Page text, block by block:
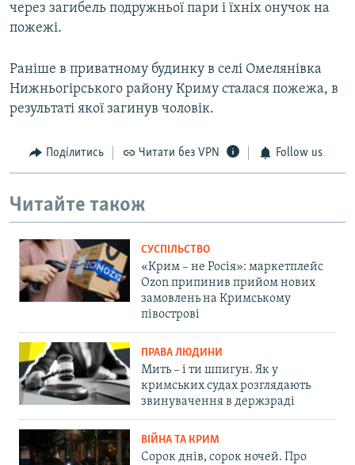
через загибель подружньої пари і їхніх онучок на
пожежі.
Раніше в приватному будинку в селі Омелянівка
Нижньогірського району Криму сталася пожежа, в
результаті якої загинув чоловік.
Поділитись Читати без VPN Follow us
Читайте також
СУСПІЛЬСТВО
«Крим – не Росія»: маркетплейс
Ozon припинив прийом нових
замовлень на Кримському
півострові
ПРАВА ЛЮДИНИ
Мить – і ти шпигун. Як у
кримських судах розглядають
звинувачення в держзраді
ВІЙНА ТА КРИМ
Сорок днів, сорок ночей. Про